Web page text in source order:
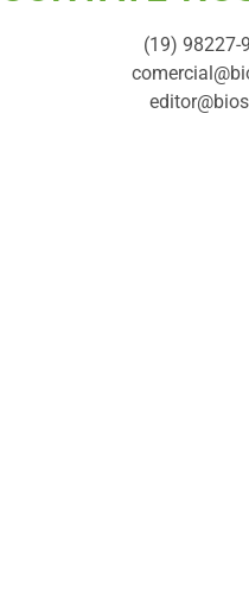
(19) 98227-